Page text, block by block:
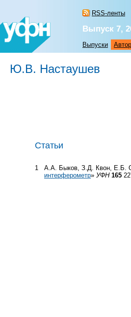
RSS-ленты
Выпуск 7,
Выпуски
Ю.В. Настаушев
Статьи
1 А.А. Быков, З.Д. Квон, Е.Б.
интерферометр» УФН 165